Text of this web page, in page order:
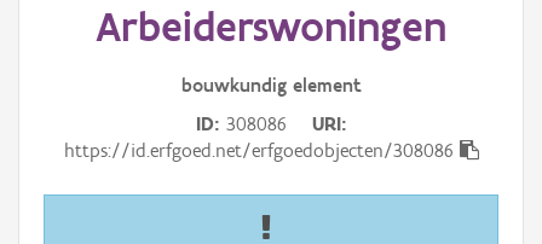
ErfgoedobjectArbeiderswoningen
bouwkundig element
ID 308086
URI
https://id.erfgoed.net/erfgoedobjecten/308086